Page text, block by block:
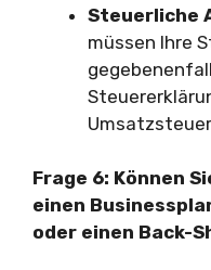
Steuerliche
müssen Ihre
Frage 6: Können
einen
oder einen Back-